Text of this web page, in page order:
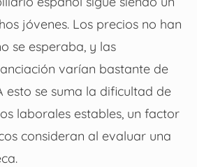
jóvenes. Los precios no han
se esperaba, y las
varían bastante de
esto se suma la dificultad de
laborales estables, un factor
consideran al evaluar una